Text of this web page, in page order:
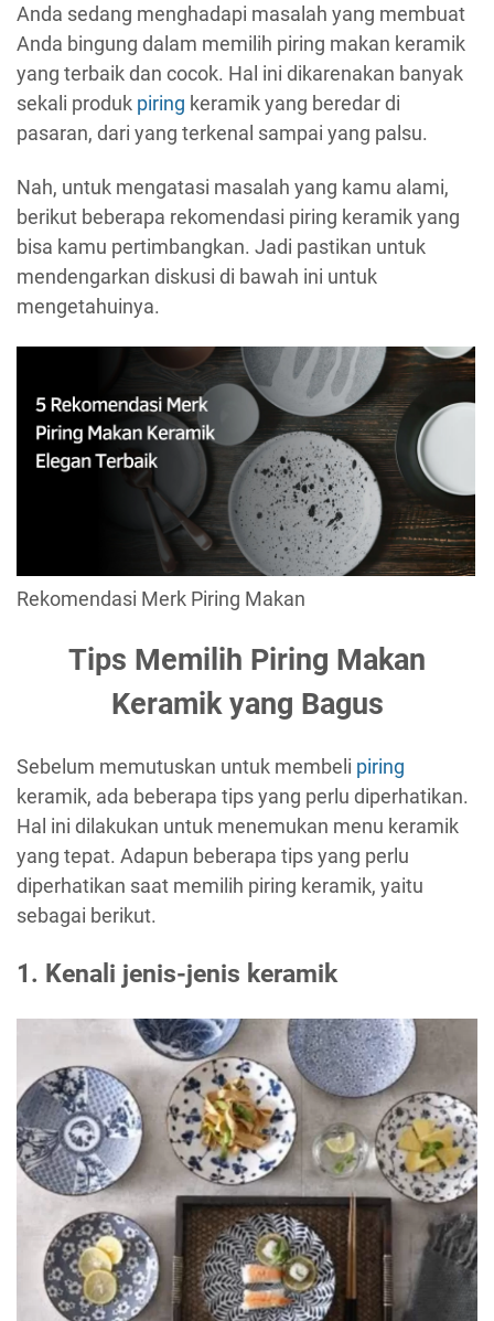
Anda sedang menghadapi masalah yang membuat
Anda bingung dalam memilih piring makan keramik
yang terbaik dan cocok. Hal ini dikarenakan banyak
sekali produk piring keramik yang beredar di
pasaran, dari yang terkenal sampai yang palsu.
Nah, untuk mengatasi masalah yang kamu alami,
berikut beberapa rekomendasi piring keramik yang
bisa kamu pertimbangkan. Jadi pastikan untuk
mendengarkan diskusi di bawah ini untuk
mengetahuinya.
Rekomendasi Merk Piring Makan
Tips Memilih Piring Makan
Keramik yang Bagus
Sebelum memutuskan untuk membeli piring
keramik, ada beberapa tips yang perlu diperhatikan.
Hal ini dilakukan untuk menemukan menu keramik
yang tepat. Adapun beberapa tips yang perlu
diperhatikan saat memilih piring keramik, yaitu
sebagai berikut.
1. Kenali jenis-jenis keramik